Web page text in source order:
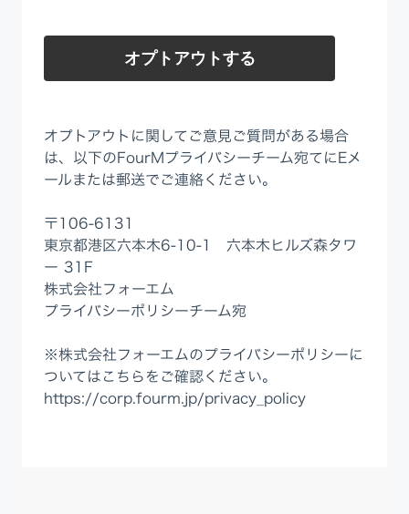
オプトアウトする
オプトアウトに関してご意見ご質問がある場合
は、以下のFourMプライバシーチーム宛てにEメ
ールまたは郵送でご連絡ください。
〒106-6131
東京都港区六本木6-10-1 六本木ヒルズ森タワ
ー 31F
株式会社フォーエム
プライバシーポリシーチーム宛
※株式会社フォーエムのプライバシーポリシーに
ついてはこちらをご確認ください。
https://corp.fourm.jp/privacy_policy